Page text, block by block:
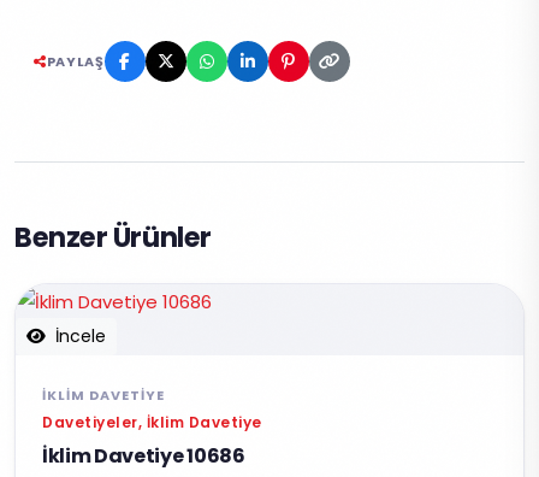
PAYLAŞ
Benzer Ürünler
İncele
İKLIM DAVETIYE
Davetiyeler, İklim Davetiye
İklim Davetiye 10686